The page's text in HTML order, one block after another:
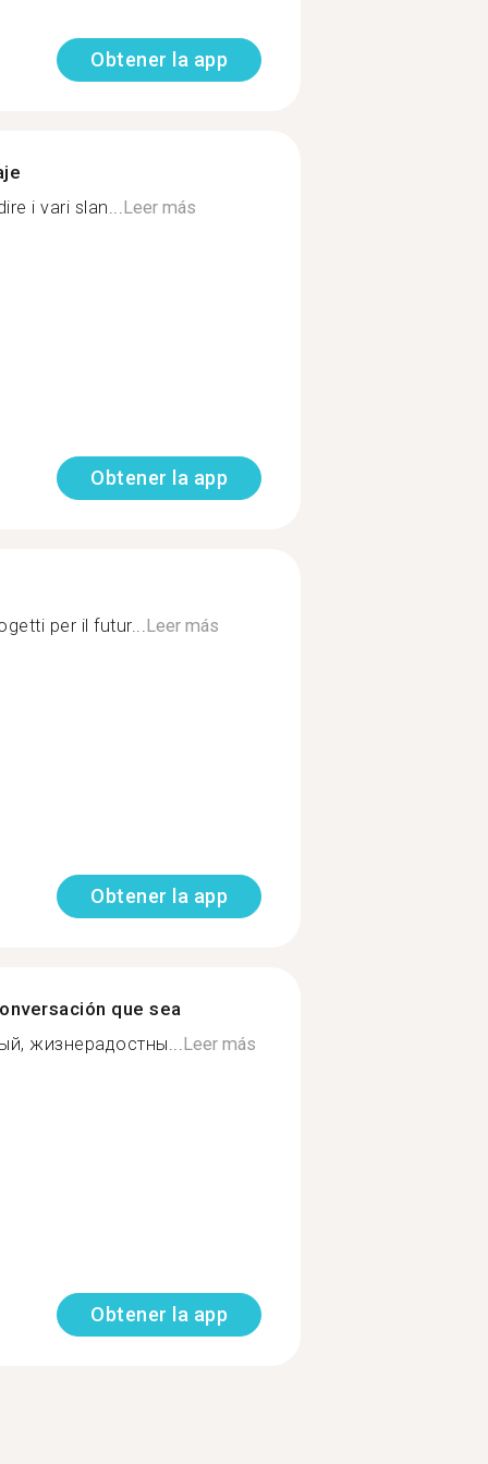
Obtener la app
i vari slan...Leer más
Obtener la app
per il futur...Leer más
Obtener la app
que sea
жизнерадостны...Leer más
Obtener la app